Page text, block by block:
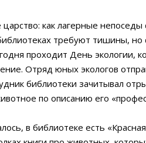
как лагерные
требуют тишины, но
проходит День экологии,
Отряд юных экологов
библиотеки зачитывал
по описанию его
в библиотеке есть